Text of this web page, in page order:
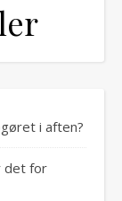
i aften?
det for